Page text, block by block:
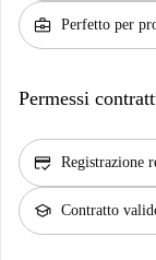
business_center Perfetto per
Permessi
credit_score Registrazione
school Contratto